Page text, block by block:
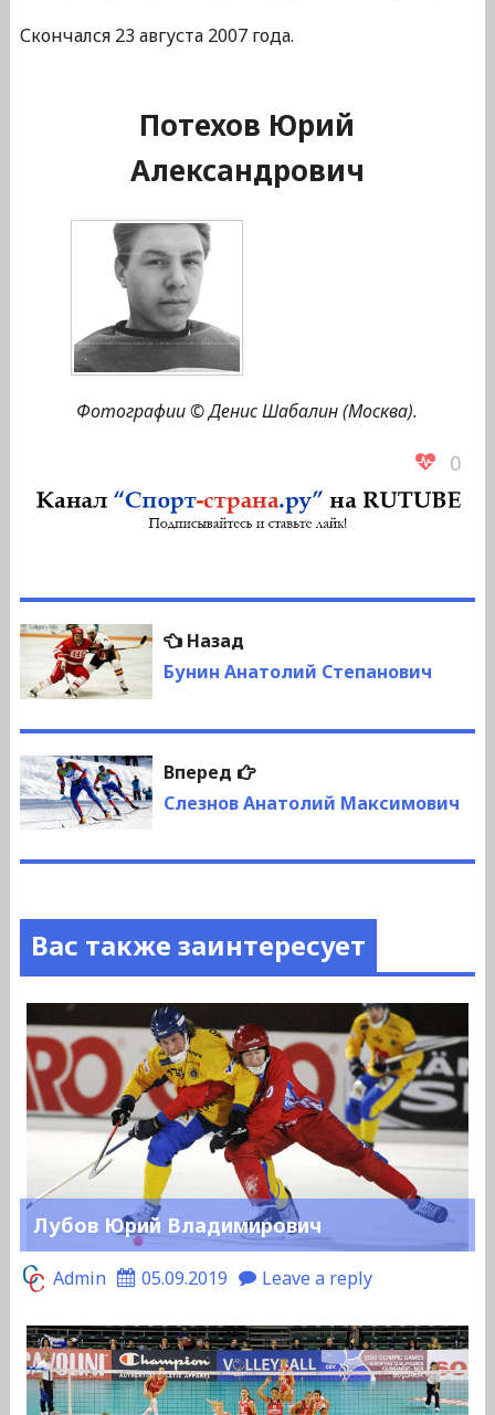
Скончался 23 августа 2007 года.
Потехов Юрий
Александрович
Фотографии © Денис Шабалин (Москва).
0
Навигация
по
записям
НазадПредыдущая
запись:
Бунин Анатолий Степанович
Вперед
Следующая
запись:
Слезнов Анатолий Максимович
Вас также заинтересует
Лубов Юрий Владимирович
Admin 05.09.2019 Leave a reply